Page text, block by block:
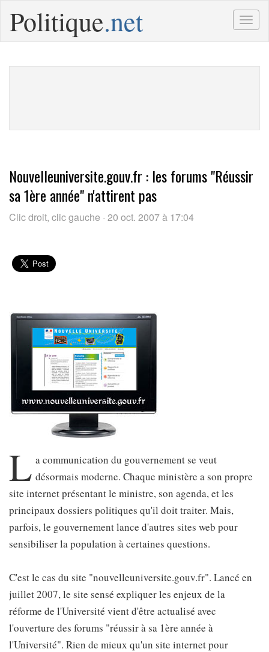
Politique.net
Nouvelleuniversite.gouv.fr : les forums "Réussir
sa 1ère année" n'attirent pas
Clic droit, clic gauche · 20 oct. 2007 à 17:04
L a communication du gouvernement se veut
désormais moderne. Chaque ministère a son propre
site internet présentant le ministre, son agenda, et les
principaux dossiers politiques qu'il doit traiter. Mais,
parfois, le gouvernement lance d'autres sites web pour
sensibiliser la population à certaines questions.
C'est le cas du site "nouvelleuniversite.gouv.fr". Lancé en
juillet 2007, le site sensé expliquer les enjeux de la
réforme de l'Université vient d'être actualisé avec
l'ouverture des forums "réussir à sa 1ère année à
l'Université". Rien de mieux qu'un site internet pour